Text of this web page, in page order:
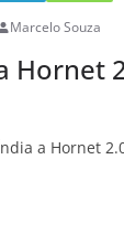
Marcelo Souza
Hornet
a Hornet